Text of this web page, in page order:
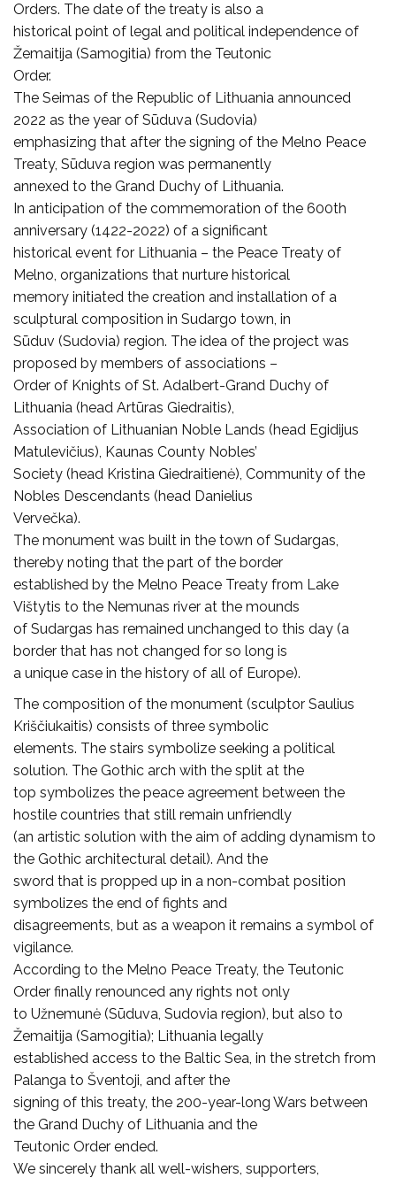
Orders. The date of the treaty is also a
historical point of legal and political independence of
Žemaitija (Samogitia) from the Teutonic
Order.
The Seimas of the Republic of Lithuania announced
2022 as the year of Sūduva (Sudovia)
emphasizing that after the signing of the Melno Peace
Treaty, Sūduva region was permanently
annexed to the Grand Duchy of Lithuania.
In anticipation of the commemoration of the 600th
anniversary (1422-2022) of a significant
historical event for Lithuania – the Peace Treaty of
Melno, organizations that nurture historical
memory initiated the creation and installation of a
sculptural composition in Sudargo town, in
Sūduv (Sudovia) region. The idea of the project was
proposed by members of associations –
Order of Knights of St. Adalbert-Grand Duchy of
Lithuania (head Artūras Giedraitis),
Association of Lithuanian Noble Lands (head Egidijus
Matulevičius), Kaunas County Nobles’
Society (head Kristina Giedraitienė), Community of the
Nobles Descendants (head Danielius
Vervečka).
The monument was built in the town of Sudargas,
thereby noting that the part of the border
established by the Melno Peace Treaty from Lake
Vištytis to the Nemunas river at the mounds
of Sudargas has remained unchanged to this day (a
border that has not changed for so long is
a unique case in the history of all of Europe).
The composition of the monument (sculptor Saulius
Kriščiukaitis) consists of three symbolic
elements. The stairs symbolize seeking a political
solution. The Gothic arch with the split at the
top symbolizes the peace agreement between the
hostile countries that still remain unfriendly
(an artistic solution with the aim of adding dynamism to
the Gothic architectural detail). And the
sword that is propped up in a non-combat position
symbolizes the end of fights and
disagreements, but as a weapon it remains a symbol of
vigilance.
According to the Melno Peace Treaty, the Teutonic
Order finally renounced any rights not only
to Užnemunė (Sūduva, Sudovia region), but also to
Žemaitija (Samogitia); Lithuania legally
established access to the Baltic Sea, in the stretch from
Palanga to Šventoji, and after the
signing of this treaty, the 200-year-long Wars between
the Grand Duchy of Lithuania and the
Teutonic Order ended.
We sincerely thank all well-wishers, supporters,